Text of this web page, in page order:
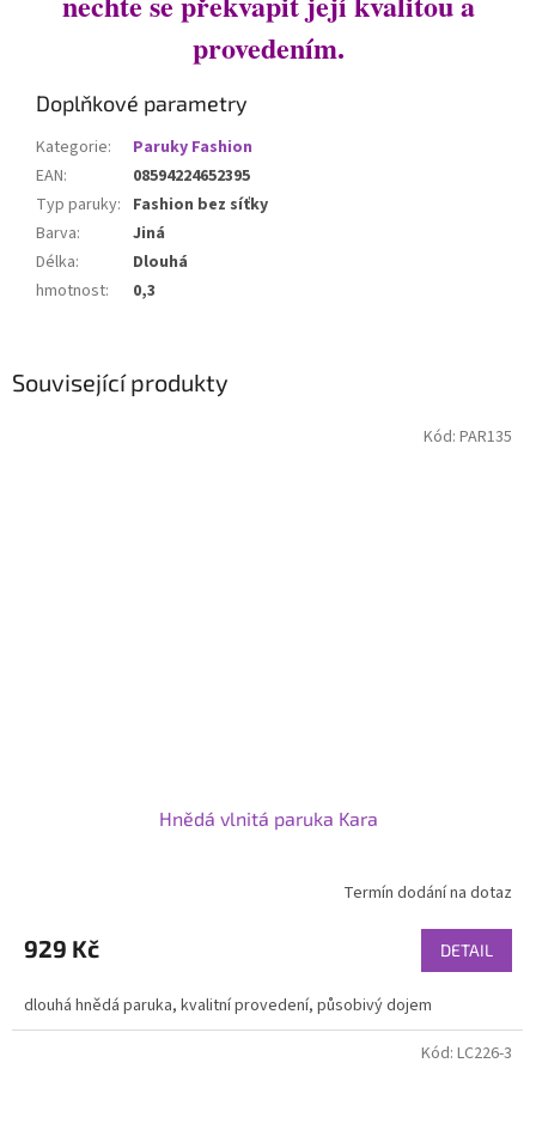
Související produkty
Hnědá vlnitá paruka Kara
Termín dodání na dotaz
929 Kč DETAIL
dlouhá hnědá paruka, kvalitní provedení, působivý dojem
Kód: PAR135
Kód: LC226-3
provedením.
Doplňkové parametry
Kategorie:
Paruky Fashion
EAN:
08594224652395
Typ paruky: Fashion bez síťky
Barva:
Jiná
Délka:
Dlouhá
hmotnost: 0,3